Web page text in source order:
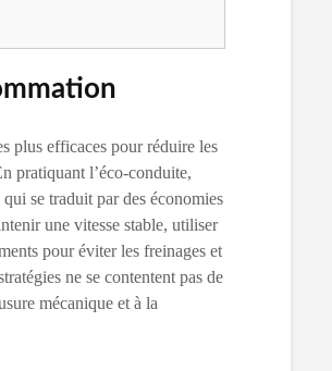
plus efficaces pour réduire les
pratiquant l’éco-conduite,
se traduit par des économies
une vitesse stable, utiliser
pour éviter les freinages et
ne se contentent pas de
mécanique et à la